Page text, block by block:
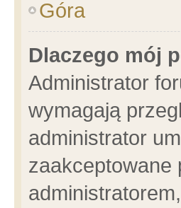
Góra
Dlaczego mój
Administrator
wymagają
administrator
zaakceptowane